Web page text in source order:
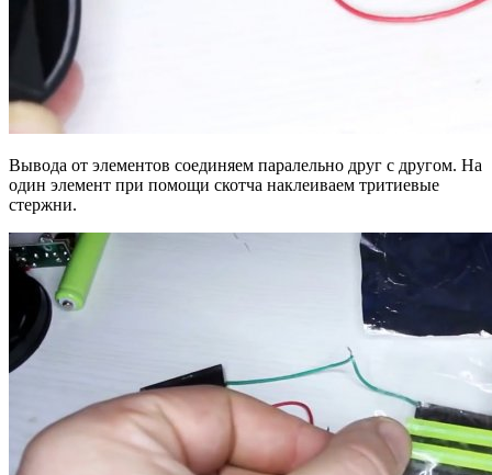
Вывода от элементов соединяем паралельно друг с другом. На
один элемент при помощи скотча наклеиваем тритиевые
стержни.